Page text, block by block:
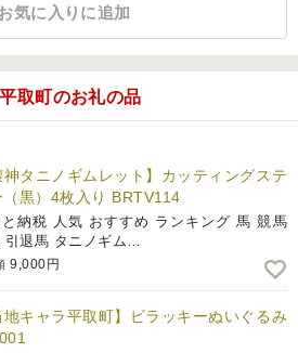
気に入りに追加
平取町のお礼の品
神タニノギムレット】カッティングステ
（黒）4枚入り BRTV114
納税 人気 おすすめ ランキング 馬 競馬
引退馬 タニノギム…
9,000円
地キャラ平取町】ビラッキーぬいぐるみ